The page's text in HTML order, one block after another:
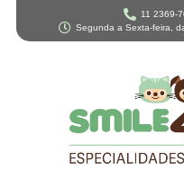
11 2369-
Segunda a Sexta-feira,